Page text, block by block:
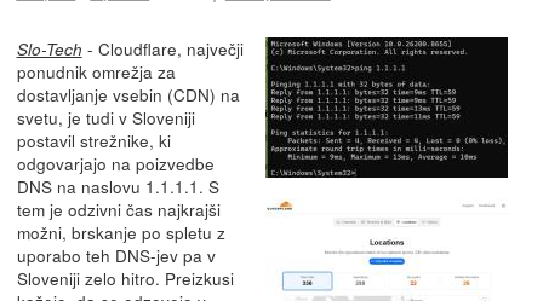
Slo-Tech - Cloudflare, največji
ponudnik omrežja za
dostavljanje vsebin (CDN) na
svetu, je tudi v Sloveniji
postavil strežnike, ki
odgovarjajo na poizvedbe
DNS na naslovu 1.1.1.1. S
tem je odzivni čas najkrajši
možni, brskanje po spletu z
uporabo teh DNS-jev pa v
Sloveniji zelo hitro. Preizkusi